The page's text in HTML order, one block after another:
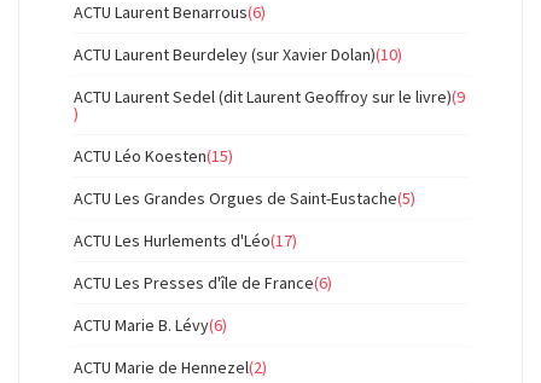
ACTU Laurent Benarrous(6)
ACTU Laurent Beurdeley (sur Xavier Dolan)(10)
ACTU Laurent Sedel (dit Laurent Geoffroy sur le livre)(9
)
ACTU Léo Koesten(15)
ACTU Les Grandes Orgues de Saint-Eustache(5)
ACTU Les Hurlements d'Léo(17)
ACTU Les Presses d'île de France(6)
ACTU Marie B. Lévy(6)
ACTU Marie de Hennezel(2)